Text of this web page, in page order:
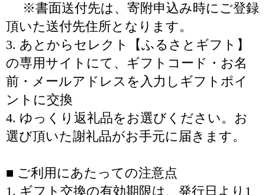
※書面送付先は、寄附申込み時にご登録
頂いた送付先住所となります。
3. あとからセレクト【ふるさとギフト】
の専用サイトにて、ギフトコード・お名
前・メールアドレスを入力しギフトポイ
ントに交換
4. ゆっくり返礼品をお選びください。お
選び頂いた謝礼品がお手元に届きます。
■ ご利用にあたっての注意点
1. ギフト交換の有効期限は、発行日より1